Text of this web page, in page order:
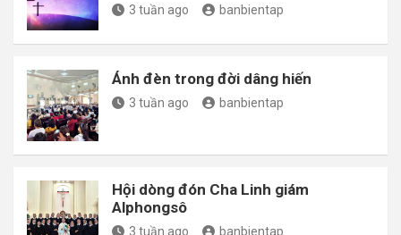
3 tuần ago banbientap
Ánh đèn trong đời dâng hiến
3 tuần ago banbientap
Hội dòng đón Cha Linh giám
Alphongsô
3 tuần ago banbientap